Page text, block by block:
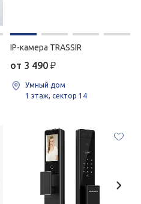
IP-камера TRASSIR
от 3 490 ₽
Умный дом
1 этаж, сектор 14